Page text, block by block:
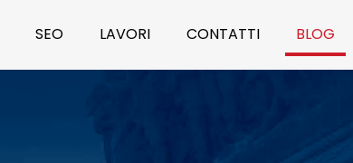
SEO LAVORI CONTATTI BLOG